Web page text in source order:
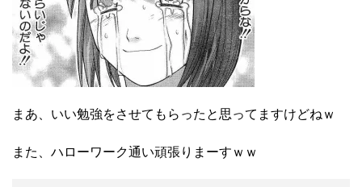
まあ、いい勉強をさせてもらったと思ってますけどねｗ
また、ハローワーク通い頑張りまーすｗｗ